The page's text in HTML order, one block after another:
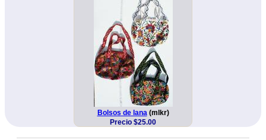
Bolsos de lana (mlkr)
Precio $25.00